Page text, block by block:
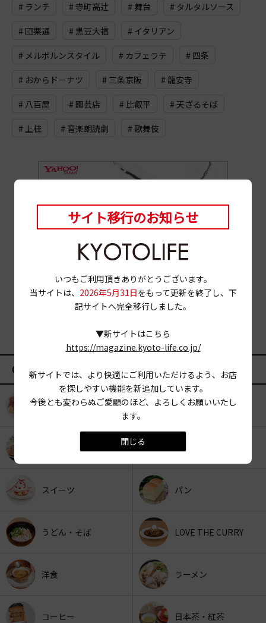
# ランチ # 寺町高辻 # 舞台 # タルタルソース
# 団栗通 # 黒豆大福 # イタリアン
# メルボルンスタイル # カフェラテ # 四条
# おからドーナツ # 三条京阪 # 龍安寺
# 八百屋 # 園芸店 # 比叡平 # 天ざるそば
# 上桂 # 音楽朗読劇 # 歌舞伎
サイト移行のお知らせ
いつもご利用頂きありがとうございます。
当サイトは、 2026年5月31日をもって更新を終了し、下
記サイトへ完全移行しました。
▼新サイトはこちら
https://magazine.kyoto-life.co.jp/
新サイトでは、より快適にご利用いただけるよう、お店
を探しやすい機能を新追加しています。
今後とも変わらぬご愛顧のほど、よろしくお願いいたし
ます。
閉じる
CATEGORY
KYOTO OYATSU CLUB スナックフード
京みやげ
スイーツ パン
うどん・そば LOVE THE CURRY
洋食 ラーメン
コーヒー 日本茶・紅茶